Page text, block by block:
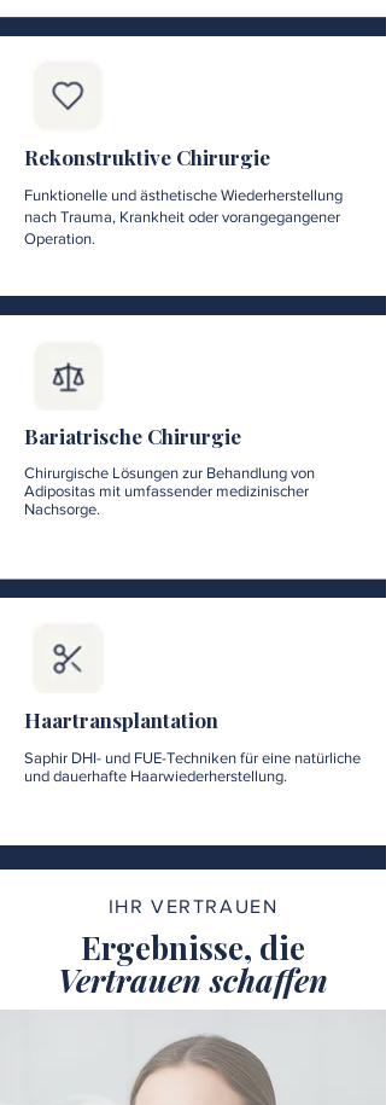
Rekonstruktive Chirurgie
Funktionelle und ästhetische Wiederherstellung
nach Trauma, Krankheit oder vorangegangener
Operation.
Bariatrische Chirurgie
Chirurgische Lösungen zur Behandlung von
Adipositas mit umfassender medizinischer
Nachsorge.
Haartransplantation
Saphir DHI- und FUE-Techniken für eine natürliche
und dauerhafte Haarwiederherstellung.
IHR VERTRAUEN
Ergebnisse, die
Vertrauen schaffen